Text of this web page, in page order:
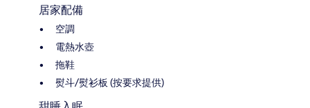
居家配備
空調
電熱水壺
拖鞋
熨斗/熨衫板 (按要求提供)